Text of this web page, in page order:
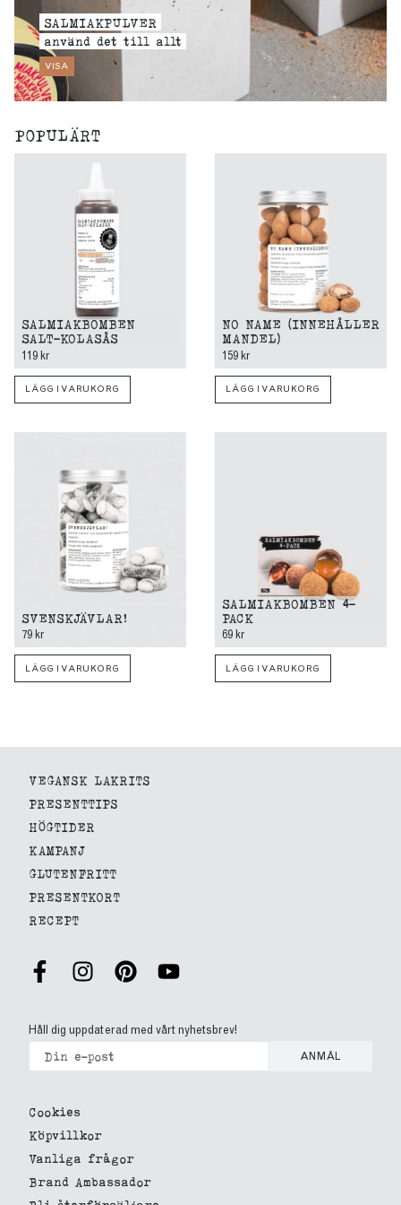
SALMIAKPULVER
använd det till allt
VISA
POPULÄRT
SALMIAKBOMBEN
SALT-KOLASÅS
119 kr
LÄGG I VARUKORG
NO NAME (INNEHÅLLER
MANDEL)
159 kr
LÄGG I VARUKORG
SVENSKJÄVLAR!
79 kr
LÄGG I VARUKORG
SALMIAKBOMBEN 4-
PACK
69 kr
LÄGG I VARUKORG
VEGANSK LAKRITS
PRESENTTIPS
HÖGTIDER
KAMPANJ
GLUTENFRITT
PRESENTKORT
RECEPT
Håll dig uppdaterad med vårt nyhetsbrev!
ANMÄL
Cookies
Köpvillkor
Vanliga frågor
Brand Ambassador